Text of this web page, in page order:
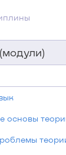
основы